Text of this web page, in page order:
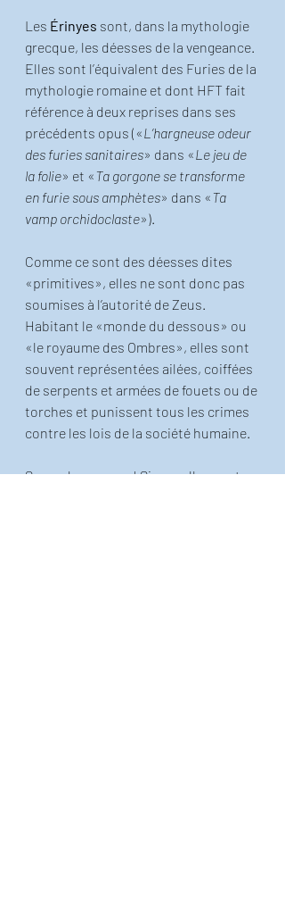
Les Érinyes sont, dans la mythologie
grecque, les déesses de la vengeance.
Elles sont l’équivalent des Furies de la
mythologie romaine et dont HFT fait
référence à deux reprises dans ses
précédents opus («L’hargneuse odeur
des furies sanitaires» dans «Le jeu de
la folie» et « Ta gorgone se transforme
en furie sous amphètes» dans « Ta
vamp orchidoclaste»).
Comme ce sont des déesses dites
«primitives», elles ne sont donc pas
soumises à l’autorité de Zeus.
Habitant le «monde du dessous» ou
«le royaume des Ombres», elles sont
souvent représentées ailées, coiffées
de serpents et armées de fouets ou de
torches et punissent tous les crimes
contre les lois de la société humaine.
Soyez donc sages! Sinon, elles vont